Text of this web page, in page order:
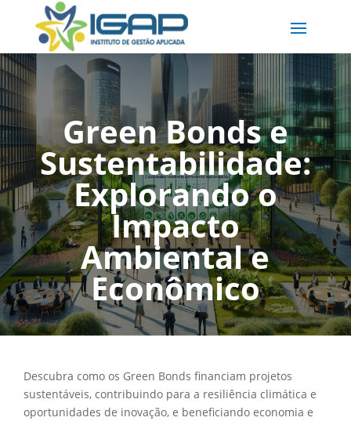
Green Bonds e
Sustentabilidade:
Explorando o
Impacto
Ambiental e
Econômico
Descubra como os Green Bonds financiam projetos
sustentáveis, contribuindo para a resiliência climática e
oportunidades de inovação, e beneficiando economia e